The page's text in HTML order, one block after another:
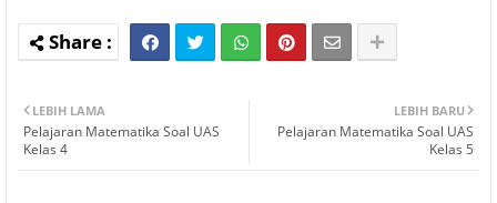
LEBIH BARU
Pelajaran Matematika Soal UAS
Kelas 5
LEBIH LAMA
Pelajaran Matematika Soal UAS
Kelas 4